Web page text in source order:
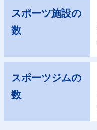
スポーツ施設の
数
スポーツジムの
数